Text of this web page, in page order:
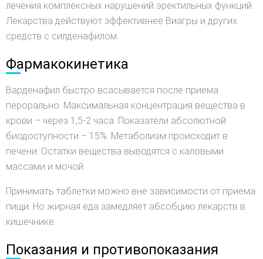
лечения комплексных нарушений эректильных функций.
Лекарства действуют эффективнее Виагры и других
средств с силденафилом.
Фармакокинетика
Варденафил быстро всасывается после приема
перорально. Максимальная концентрация вещества в
крови – через 1,5-2 часа. Показатели абсолютной
биодоступности – 15%. Метаболизм происходит в
печени. Остатки вещества выводятся с каловыми
массами и мочой.
Принимать таблетки можно вне зависимости от приема
пищи. Но жирная еда замедляет абсобцию лекарств в
кишечнике.
Показания и противопоказания